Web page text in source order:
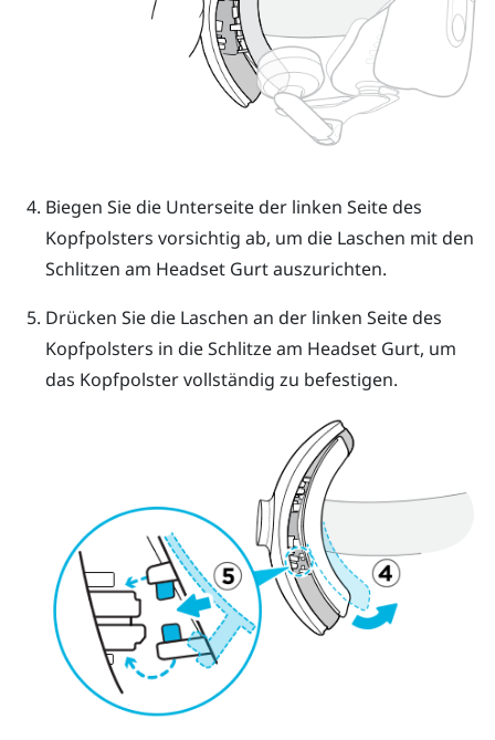
Biegen Sie die Unterseite der linken Seite des
Kopfpolsters vorsichtig ab, um die Laschen mit den
Schlitzen am Headset Gurt auszurichten.
Drücken Sie die Laschen an der linken Seite des
Kopfpolsters in die Schlitze am Headset Gurt, um
das Kopfpolster vollständig zu befestigen.